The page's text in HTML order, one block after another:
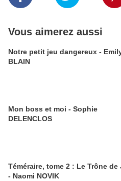
Vous aimerez aussi
Notre petit jeu dangereux -
BLAIN
Mon boss et moi - Sophie
DELENCLOS
Téméraire, tome 2 : Le Trône de
- Naomi NOVIK